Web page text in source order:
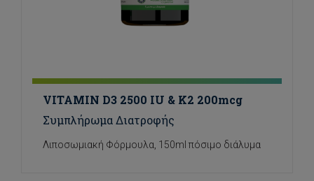
VITAMIN D3 2500 IU & K2 200mcg
Συμπλήρωμα Διατροφής
Λιποσωμιακή Φόρμουλα, 150ml πόσιμο διάλυμα